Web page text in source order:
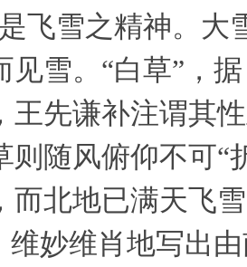
雪之精神。大
见雪。“白草”，
王先谦补注谓其
则随风俯仰不可
而北地已满天飞
维妙维肖地写出